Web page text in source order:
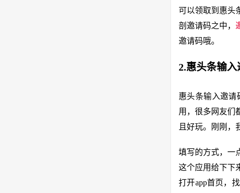
可以领取到惠头
剖邀请码之中，
邀请码哦。
2.惠头条输入
惠头条输入邀请
用，很多网友们
且好玩。刚刚，
填写的方式，一
这个应用给下下
打开app首页，